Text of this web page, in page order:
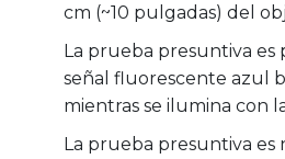
cm (~10 pulgadas) del
La prueba presuntiva es
señal fluorescente azul
mientras se ilumina con
La prueba presuntiva es